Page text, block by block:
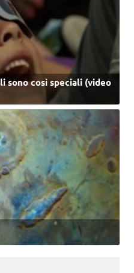
sono così speciali (video